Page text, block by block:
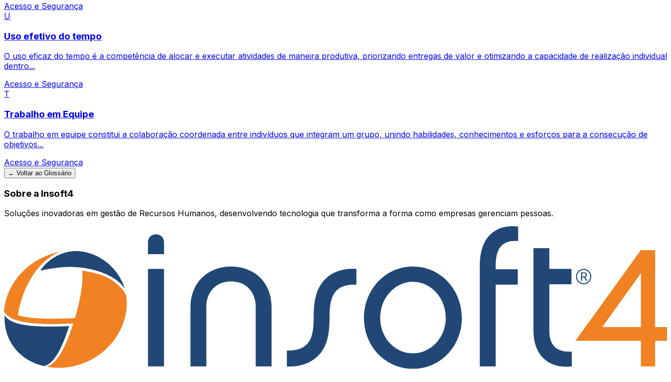
Acesso e Segurança
U
Uso efetivo do tempo
O uso eficaz do tempo é a competência de alocar e executar atividades de maneira produtiva, priorizando entregas de valor e otimizando a capacidade de realização individual
dentro...
Acesso e Segurança
T
Trabalho em Equipe
O trabalho em equipe constitui a colaboração coordenada entre indivíduos que integram um grupo, unindo habilidades, conhecimentos e esforços para a consecução de
objetivos...
Acesso e Segurança
← Voltar ao Glossário
Sobre a Insoft4
Soluções inovadoras em gestão de Recursos Humanos, desenvolvendo tecnologia que transforma a forma como empresas gerenciam pessoas.